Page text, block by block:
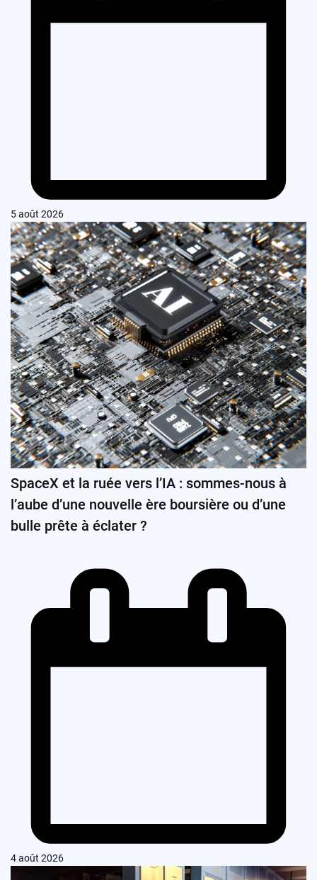
5 août 2026
SpaceX et la ruée vers l’IA : sommes-nous à
l’aube d’une nouvelle ère boursière ou d’une
bulle prête à éclater ?
4 août 2026